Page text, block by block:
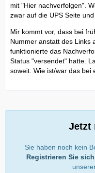
mit "Hier nachverfolgen".
zwar auf die UPS Seite
Mir kommt vor, dass bei
Nummer anstatt des Links
funktionierte das
Status "versendet" hatte.
soweit. Wie ist/war das bei
Jetzt
Sie haben noch kein
Registrieren Sie